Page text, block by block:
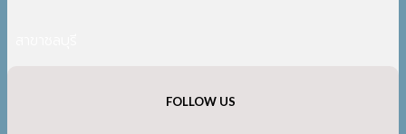
FOLLOW US